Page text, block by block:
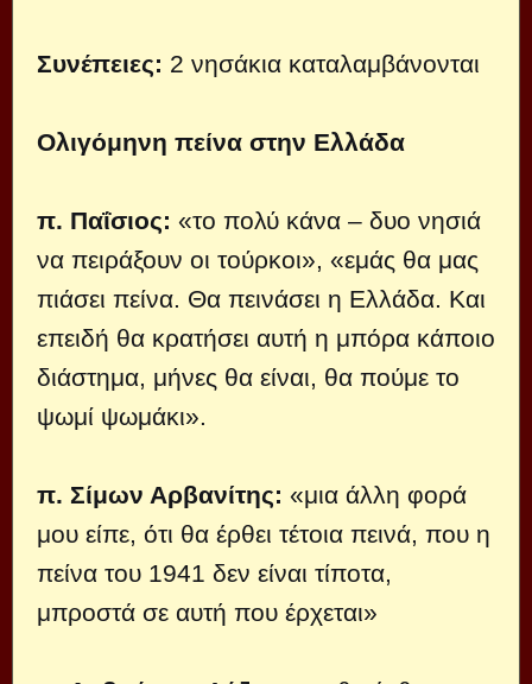
Συνέπειες: 2 νησάκια καταλαμβάνονται
Ολιγόμηνη πείνα στην Ελλάδα
π. Παΐσιος: «το πολύ κάνα – δυο νησιά
να πειράξουν οι τούρκοι», «εμάς θα μας
πιάσει πείνα. Θα πεινάσει η Ελλάδα. Και
επειδή θα κρατήσει αυτή η μπόρα κάποιο
διάστημα, μήνες θα είναι, θα πούμε το
ψωμί ψωμάκι».
π. Σίμων Αρβανίτης: «μια άλλη φορά
μου είπε, ότι θα έρθει τέτοια πεινά, που η
πείνα του 1941 δεν είναι τίποτα,
μπροστά σε αυτή που έρχεται»